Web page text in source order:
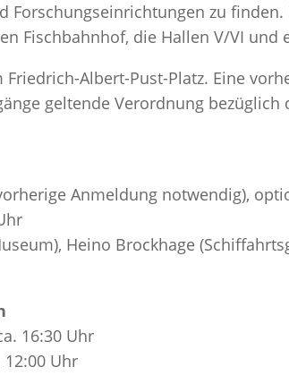
Forschungseinrichtungen zu
Fischbahnhof, die Hallen V/VI und
Albert-Pust-Platz. Eine
geltende Verordnung
Anmeldung notwendig),
Heino Brockhage
16:30 Uhr
Uhr